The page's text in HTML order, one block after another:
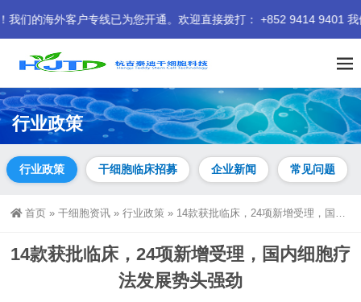
海外客户专线已为您开通。欢迎直接拨打： +852 9414 9401 我们期
行业政策
行业政策 干细胞临床招募 企业新闻 常见问题
首页 » 干细胞资讯 » 行业政策 » 14款获批临床，24项新增受理，国内细胞疗法发展势头强劲
14款获批临床，24项新增受理，国内细胞疗
法发展势头强劲